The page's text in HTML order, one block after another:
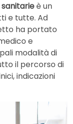
è un
e tutte. Ad
ha portato
e
modalità di
il percorso di
indicazioni